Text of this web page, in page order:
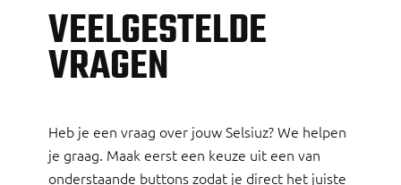
VEELGESTELDE
VRAGEN
Heb je een vraag over jouw Selsiuz? We helpen
je graag. Maak eerst een keuze uit een van
onderstaande buttons zodat je direct het juiste